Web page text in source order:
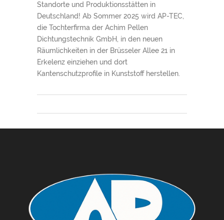
Standorte und Produktionsstätten in
Deutschland! Ab Sommer 2025 wird AP-TEC,
die Tochterfirma der Achim Pellen
Dichtungstechnik GmbH, in den neuen
Räumlichkeiten in der Brüsseler Allee 21 in
Erkelenz einziehen und dort
Kantenschutzprofile in Kunststoff herstellen.